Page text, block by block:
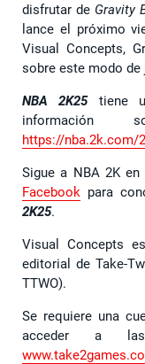
disfrutar de Gravity
lance el próximo
Visual Concepts,
sobre este modo de
NBA 2K25tiene
información
https://nba.2k.com/
Sigue a NBA 2K en
Facebook para
2K25.
Visual Concepts
editorial de Take-
TTWO).
Se requiere una
acceder a las